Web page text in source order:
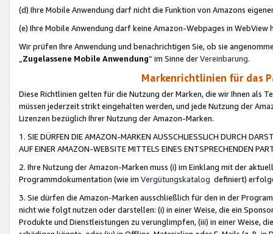
(d) Ihre Mobile Anwendung darf nicht die Funktion von Amazons
(e) Ihre Mobile Anwendung darf keine Amazon-Webpages in WebView
Wir prüfen Ihre Anwendung und benachrichtigen Sie, ob sie
„Zugelassene Mobile Anwendung“ im Sinne derVereinbarung.
Markenrichtlinien für das
Diese Richtlinien gelten für die Nutzung der Marken, die wir Ihnen als
müssen jederzeit strikt eingehalten werden, und jede Nutzung der
Lizenzen bezüglich Ihrer Nutzung der Amazon-Marken.
1. SIE DÜRFEN DIE AMAZON-MARKEN AUSSCHLIESSLICH DURCH
AUF EINER AMAZON-WEBSITE MITTELS EINES ENTSPRECHENDEN
2. Ihre Nutzung der Amazon-Marken muss (i) im Einklang mit der
Programmdokumentation (wie im Vergütungskatalog definiert)
3. Sie dürfen die Amazon-Marken ausschließlich für den in der
nicht wie folgt nutzen oder darstellen: (i) in einer Weise, die ein
Produkte und Dienstleistungen zu verunglimpfen, (iii) in einer Weise,